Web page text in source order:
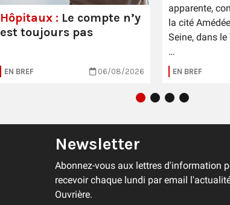
Hôpitaux : Le compte n’y
est toujours pas
EN BREF 06/08/2026
apparente,
la cité
Seine, dans
…
EN BREF
Newsletter
Abonnez-vous aux lettres d'information
recevoir chaque lundi par email
Ouvrière.